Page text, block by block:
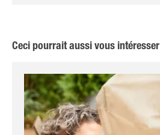
Ceci pourrait aussi vous intéresser